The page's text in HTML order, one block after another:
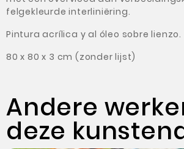
felgekleurde interliniëring.
Pintura acrílica y al óleo sobre lienzo.
80 x 80 x 3 cm (zonder lijst)
Andere
deze